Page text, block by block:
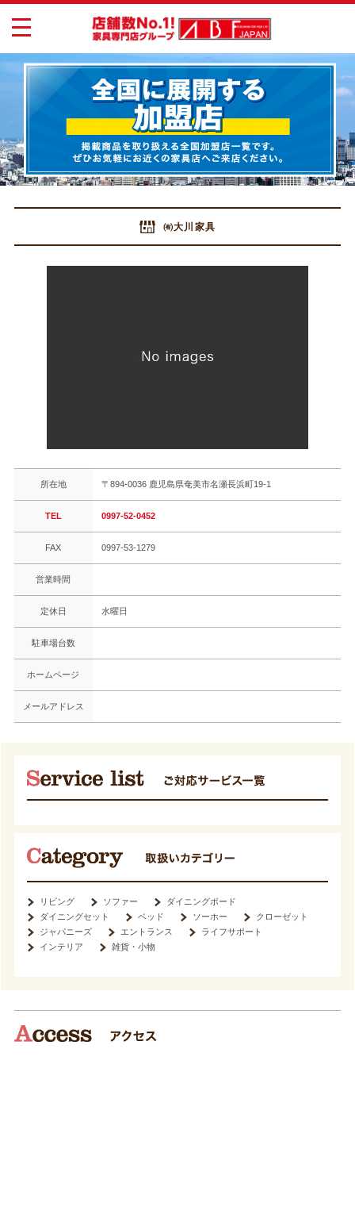
toggle
navigation
㈲大川家具
所在地 〒894-0036 鹿児島県奄美市名瀬長浜町19-1
TEL 0997-52-0452
FAX 0997-53-1279
営業時間
定休日 水曜日
駐車場台数
ホームページ
メールアドレス
リビング ソファー
ダイニングボード
ダイニングセット
ベッド ソーホー
クローゼット
ジャパニーズ
エントランス
ライフサポート
インテリア
雑貨・小物